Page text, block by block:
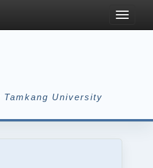
Toggle
Tamkang University